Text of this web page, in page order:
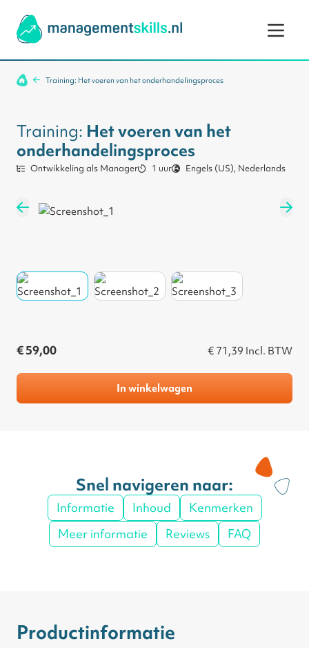
Training: Het voeren van het onderhandelingsproces
Training: Het voeren van het
onderhandelingsproces
Ontwikkeling als Manager 1 uur Engels (US), Nederlands
€ 59,00 € 71,39 Incl. BTW
In winkelwagen
Snel navigeren naar:
Informatie Inhoud
Kenmerken
Meer informatie
Reviews FAQ
Productinformatie